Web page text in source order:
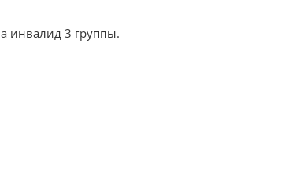
инвалид 3 группы.